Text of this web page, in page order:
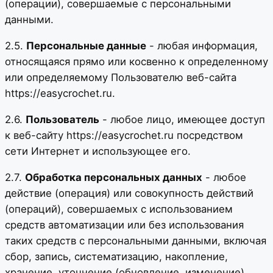
(операции), совершаемые с персональными
данными.
2.5. Персональные данные - любая информация,
относящаяся прямо или косвенно к определенному
или определяемому Пользователю веб-сайта
https://easycrochet.ru.
2.6. Пользователь - любое лицо, имеющее доступ
к веб-сайту https://easycrochet.ru посредством
сети Интернет и использующее его.
2.7. Обработка персональных данных - любое
действие (операция) или совокупность действий
(операций), совершаемых с использованием
средств автоматизации или без использования
таких средств с персональными данными, включая
сбор, запись, систематизацию, накопление,